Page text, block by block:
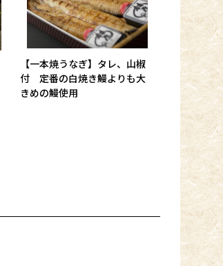
【一本焼うなぎ】タレ、山椒
付 定番の白焼き鰻よりも大
きめの鰻使用